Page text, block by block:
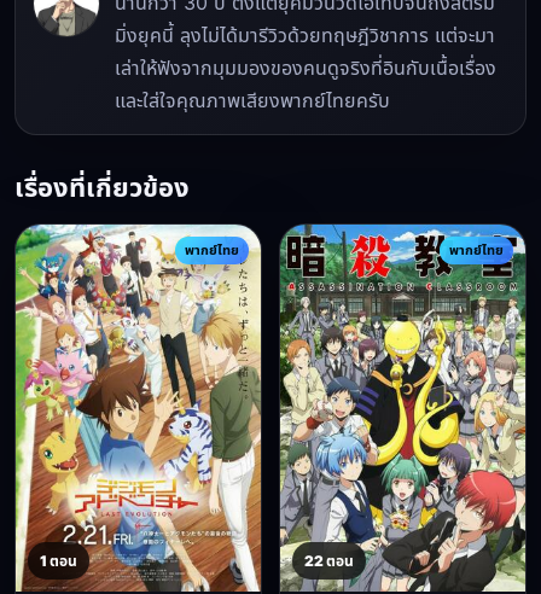
มิ่งยุคนี้ ลุงไม่ได้มารีวิวด้วยทฤษฎีวิชาการ แต่จะมา
เล่าให้ฟังจากมุมมองของคนดูจริงที่อินกับเนื้อเรื่อง
และใส่ใจคุณภาพเสียงพากย์ไทยครับ
เรื่องที่เกี่ยวข้อง
พากย์ไทย
1 ตอน
พากย์ไทย
22 ตอน